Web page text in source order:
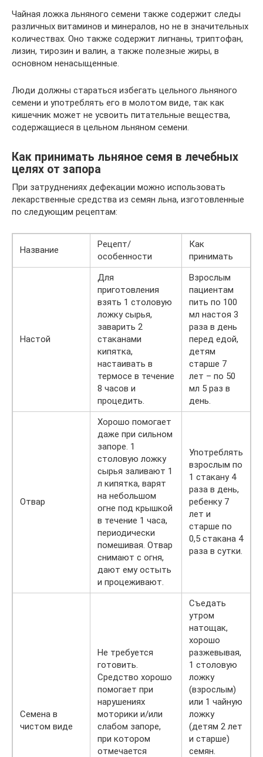
Чайная ложка льняного семени также содержит следы
различных витаминов и минералов, но не в значительных
количествах. Оно также содержит лигнаны, триптофан,
лизин, тирозин и валин, а также полезные жиры, в
основном ненасыщенные.
Люди должны стараться избегать цельного льняного
семени и употреблять его в молотом виде, так как
кишечник может не усвоить питательные вещества,
содержащиеся в цельном льняном семени.
Как принимать льняное семя в лечебных
целях от запора
При затруднениях дефекации можно использовать
лекарственные средства из семян льна, изготовленные
по следующим рецептам:
Название
Рецепт/
особенности
Как
принимать
Настой
Для
приготовления
взять 1 столовую
ложку сырья,
заварить 2
стаканами
кипятка,
настаивать в
термосе в течение
8 часов и
процедить.
Взрослым
пациентам
пить по 100
мл настоя 3
раза в день
перед едой,
детям
старше 7
лет – по 50
мл 5 раз в
день.
Отвар
Хорошо помогает
даже при сильном
запоре. 1
столовую ложку
сырья заливают 1
л кипятка, варят
на небольшом
огне под крышкой
в течение 1 часа,
периодически
помешивая. Отвар
снимают с огня,
дают ему остыть
и процеживают.
Употреблять
взрослым по
1 стакану 4
раза в день,
ребенку 7
лет и
старше по
0,5 стакана 4
раза в сутки.
Семена в
чистом виде
Не требуется
готовить.
Средство хорошо
помогает при
нарушениях
моторики и/или
слабом запоре,
при котором
отмечается
Съедать
утром
натощак,
хорошо
разжевывая,
1 столовую
ложку
(взрослым)
или 1 чайную
ложку
(детям 2 лет
и старше)
семян.